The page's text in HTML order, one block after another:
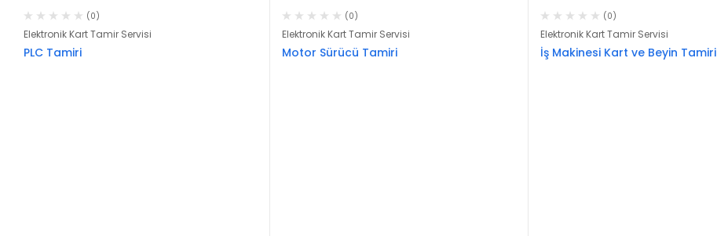
(0)
Elektronik Kart Tamir Servisi
PLC Tamiri
(0)
Elektronik Kart Tamir Servisi
Motor Sürücü Tamiri
(0)
Elektronik Kart Tamir Servisi
İş Makinesi Kart ve Beyin Tamiri